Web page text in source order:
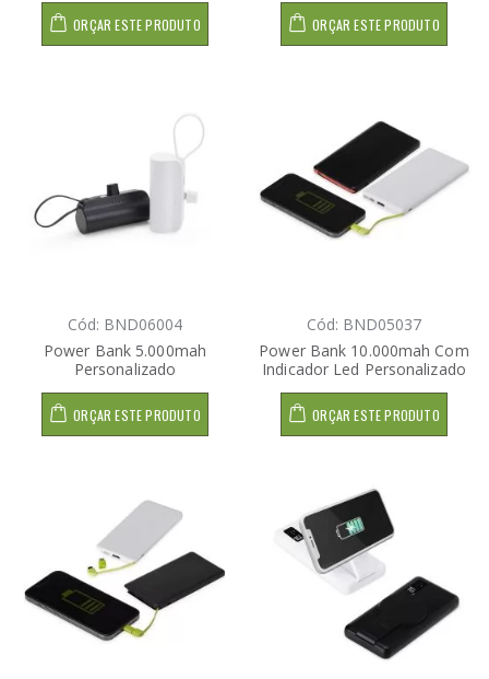
ORÇAR ESTE PRODUTO ORÇAR ESTE PRODUTO
Cód: BND06004
Power Bank 5.000mah
Personalizado
ORÇAR ESTE PRODUTO
Cód: BND05037
Power Bank 10.000mah Com
Indicador Led Personalizado
ORÇAR ESTE PRODUTO